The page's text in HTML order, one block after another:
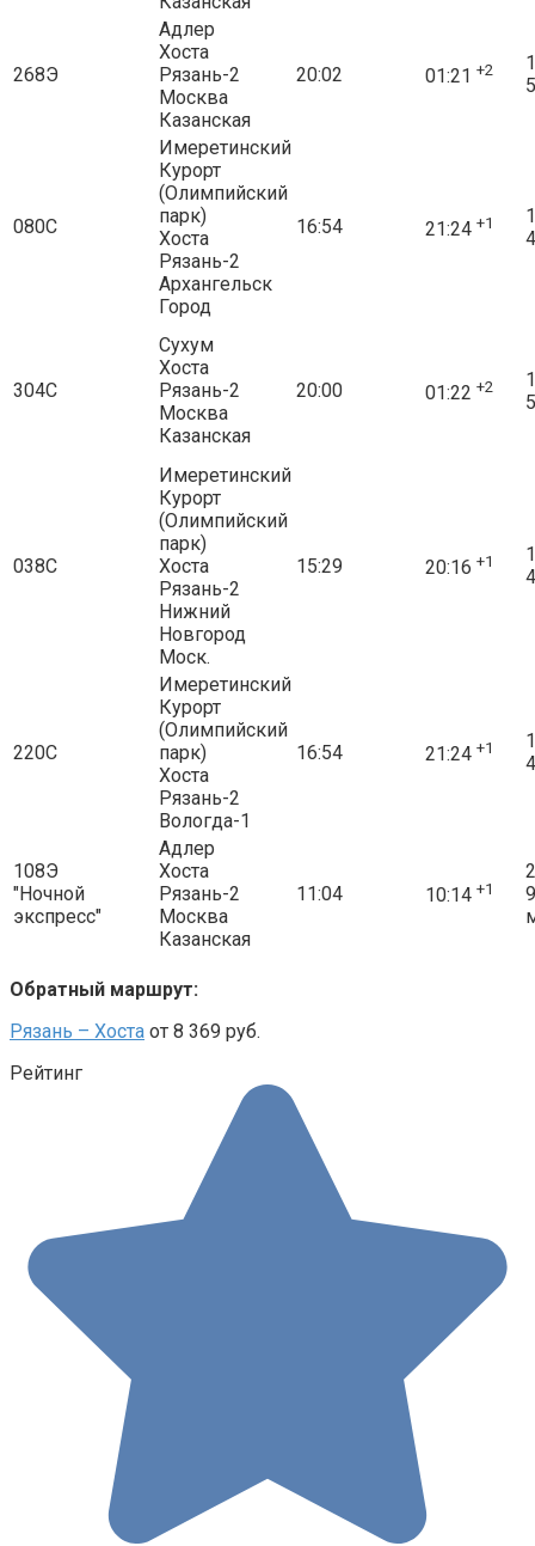
268Э
Адлер
Хоста
Рязань-2
Москва
Казанская
20:02 01:21 +2
080С
Имеретинский
Курорт
(Олимпийский
парк)
Хоста
Рязань-2
Архангельск
Город
16:54 21:24 +1
304С
Сухум
Хоста
Рязань-2
Москва
Казанская
20:00 01:22 +2
038С
Имеретинский
Курорт
(Олимпийский
парк)
Хоста
Рязань-2
Нижний
Новгород
Моск.
15:29 20:16 +1
220С
Имеретинский
Курорт
(Олимпийский
парк)
Хоста
Рязань-2
Вологда-1
16:54 21:24 +1
108Э
"Ночной
экспресс"
Адлер
Хоста
Рязань-2
Москва
Казанская
11:04 10:14 +1
9
Обратный маршрут:
Рязань – Хоста от 8 369 руб.
Рейтинг